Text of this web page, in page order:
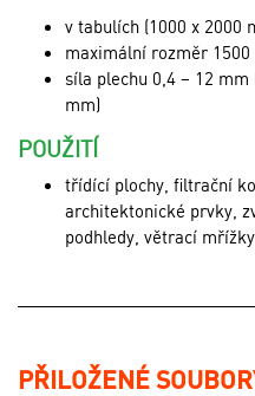
v tabulích (1000 x 2000
maximální rozměr 1500
síla plechu 0,4 – 12 mm
mm)
POUŽITÍ
třídící plochy, filtrační
architektonické prvky,
podhledy, větrací mřížky
PŘILOŽENÉ